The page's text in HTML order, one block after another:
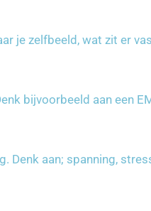
je zelfbeeld, wat zit er
bijvoorbeeld aan een
Denk aan; spanning,